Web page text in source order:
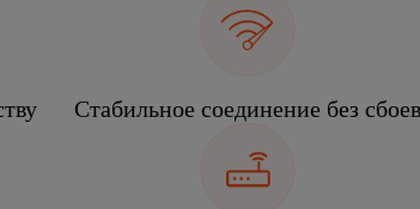
Стабильное соединение без сбоев